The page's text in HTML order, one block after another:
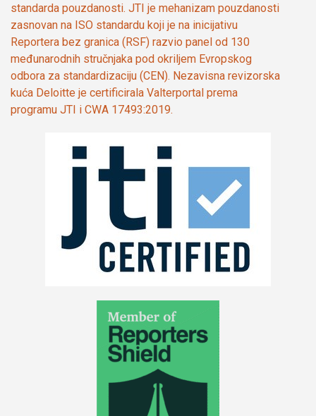
standarda pouzdanosti. JTI je mehanizam pouzdanosti
zasnovan na ISO standardu koji je na inicijativu
Reportera bez granica (RSF) razvio panel od 130
međunarodnih stručnjaka pod okriljem Evropskog
odbora za standardizaciju (CEN). Nezavisna revizorska
kuća Deloitte je certificirala Valterportal prema
programu JTI i CWA 17493:2019.